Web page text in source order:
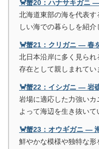
🦀蟹20：ハナサキガニ
北海道東部の海を代表
しい海での暮らしを紹介
🦀蟹21：クリガニ ― 春
北日本沿岸に多く見ら
存在として親しまれてい
🦀蟹22：イシガニ ― 岩
岩場に適応した力強い
よって海辺を生き抜いて
🦀蟹23：オウギガニ ―
鮮やかな模様や独特な